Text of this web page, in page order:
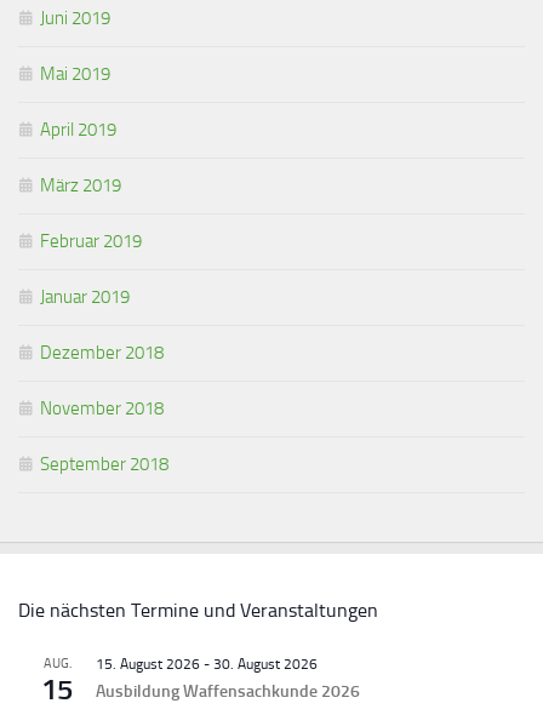
Juni 2019
Mai 2019
April 2019
März 2019
Februar 2019
Januar 2019
Dezember 2018
November 2018
September 2018
Die nächsten Termine und Veranstaltungen
AUG.
15
15. August 2026 - 30. August 2026
Ausbildung Waffensachkunde 2026